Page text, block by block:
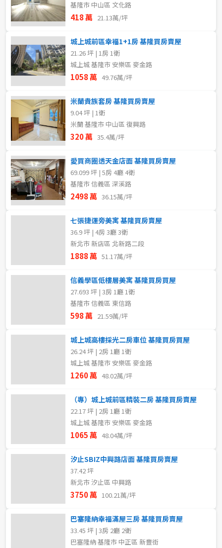
基隆市 中山區 文化路
418 萬 21.13萬/坪
城上城前區幸福1+1房 基隆買房賣屋
21.26 坪 | 1房 1衛
城上城 基隆市 安樂區 麥金路
1058 萬 49.76萬/坪
米蘭貴族套房 基隆買房賣屋
9.04 坪 | 1衛
米蘭 基隆市 中山區 復興路
320 萬 35.4萬/坪
愛買商圈透天金店面 基隆買房賣屋
69.099 坪 | 5房 4廳 4衛
基隆市 信義區 深溪路
2498 萬 36.15萬/坪
七張捷運旁美寓 基隆買房賣屋
36.9 坪 | 4房 3廳 3衛
新北市 新店區 北新路二段
1888 萬 51.17萬/坪
信義學區低樓層美寓 基隆買房買屋
27.693 坪 | 3房 1廳 1衛
基隆市 信義區 東信路
598 萬 21.59萬/坪
城上城高樓採光二房車位 基隆買房買屋
26.24 坪 | 2房 1廳 1衛
城上城 基隆市 安樂區 麥金路
1260 萬 48.02萬/坪
（專）城上城前區精裝二房 基隆買房賣屋
22.17 坪 | 2房 1廳 1衛
城上城 基隆市 安樂區 麥金路
1065 萬 48.04萬/坪
汐止SBIZ中興路店面 基隆買房賣屋
37.42 坪
新北市 汐止區 中興路
3750 萬 100.21萬/坪
巴塞隆納幸福滿屋三房 基隆買房賣屋
33.45 坪 | 3房 2廳 2衛
巴塞隆納 基隆市 中正區 新豐街